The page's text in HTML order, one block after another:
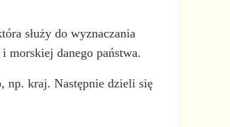
służy do wyznaczania
morskiej danego państwa.
np. kraj. Następnie dzieli się